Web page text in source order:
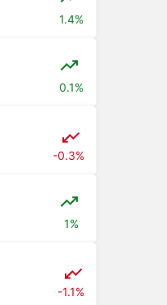
1.4%
0.1%
-0.3%
1%
-1.1%